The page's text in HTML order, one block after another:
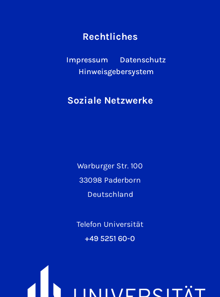
Warburger Str. 100
33098 Paderborn
Deutschland
Telefon Universität
+49 5251 60-0
Rechtliches
Impressum
Datenschutz
Hinweisgebersystem
Soziale Netzwerke